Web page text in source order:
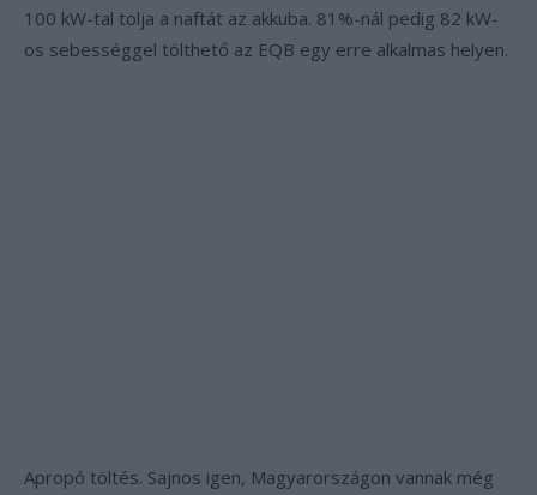
100 kW-tal tolja a naftát az akkuba. 81%-nál pedig 82 kW-
os sebességgel tölthető az EQB egy erre alkalmas helyen.
Apropó töltés. Sajnos igen, Magyarországon vannak még